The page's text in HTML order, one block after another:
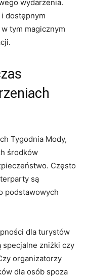
wydarzenia.
dostępnym
tym magicznym
Tygodnia Mody,
środków
Często
są⁣
podstawowych
dla turystów
specjalne zniżki czy
organizatorzy
dla osób spoza